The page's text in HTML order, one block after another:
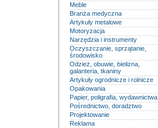
Meble
Branża medyczna
Artykuły metalowe
Motoryzacja
Narzędzia i instrumenty
Oczyszczanie, sprzątanie,
środowisko
Odzież, obuwie, bielizna,
galanteria, tkaniny
Artykuły ogrodnicze i rolnicze
Opakowania
Papier, poligrafia, wydawnictwa
Pośrednictwo, doradztwo
Projektowanie
Reklama